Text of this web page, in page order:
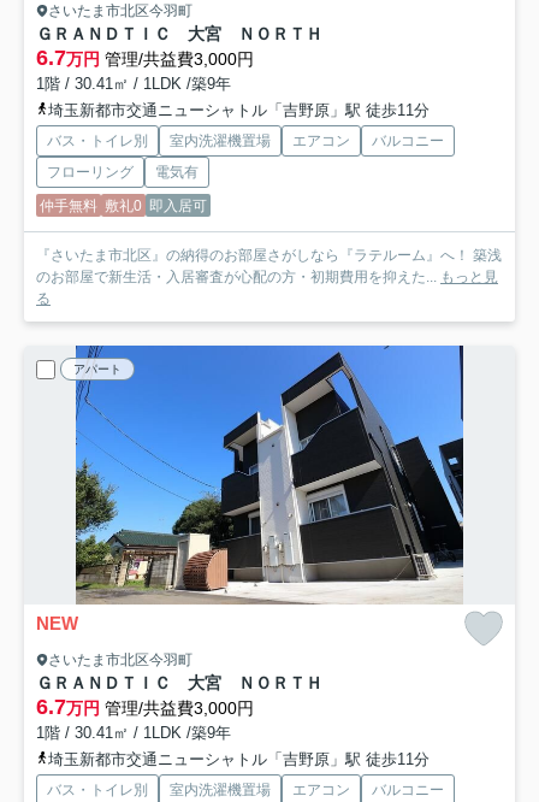
さいたま市北区今羽町
ＧＲＡＮＤＴＩＣ 大宮 ＮＯＲＴＨ
6.7万円 管理/共益費3,000円
1階 / 30.41㎡ / 1LDK /築9年
埼玉新都市交通ニューシャトル「吉野原」駅 徒歩11分
バス・トイレ別 室内洗濯機置場 エアコン
バルコニー
フローリング
電気有
仲手無料 敷礼0 即入居可
『さいたま市北区』の納得のお部屋さがしなら『ラテルーム』へ！ 築浅
のお部屋で新生活・入居審査が心配の方・初期費用を抑えた... もっと見
る
アパート
NEW
さいたま市北区今羽町
ＧＲＡＮＤＴＩＣ 大宮 ＮＯＲＴＨ
6.7万円 管理/共益費3,000円
1階 / 30.41㎡ / 1LDK /築9年
埼玉新都市交通ニューシャトル「吉野原」駅 徒歩11分
バス・トイレ別 室内洗濯機置場 エアコン
バルコニー